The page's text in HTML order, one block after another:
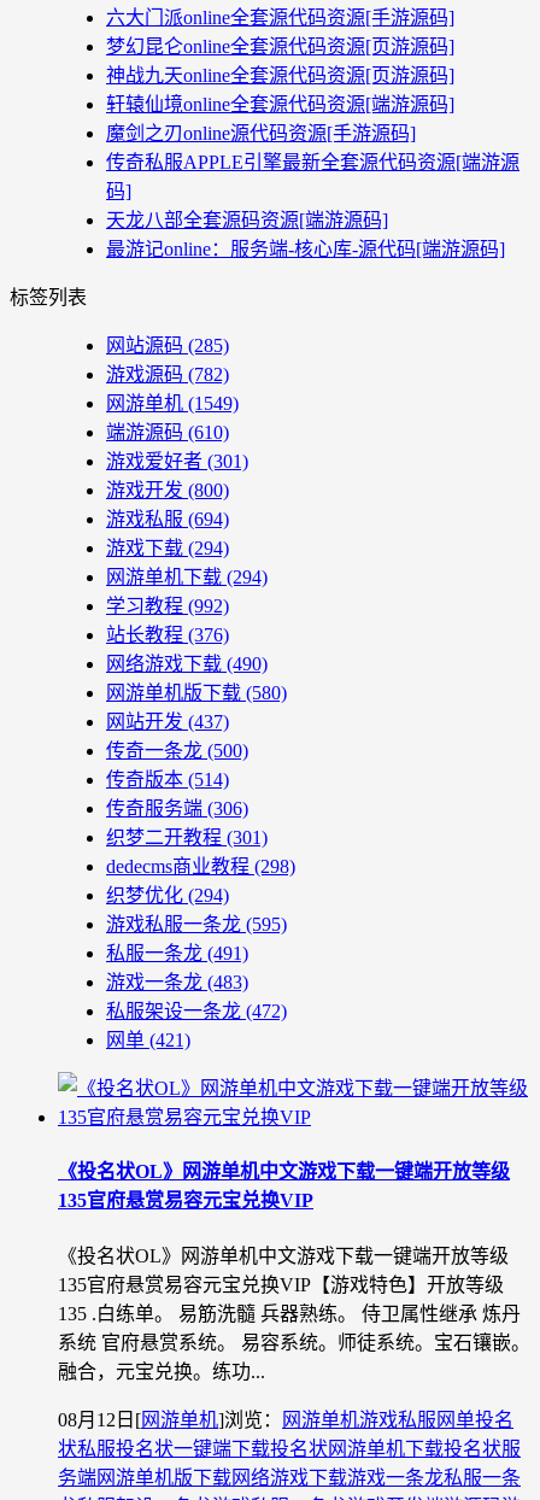
六大门派online全套源代码资源[手游源码]
梦幻昆仑online全套源代码资源[页游源码]
神战九天online全套源代码资源[页游源码]
轩辕仙境online全套源代码资源[端游源码]
魔剑之刃online源代码资源[手游源码]
传奇私服APPLE引擎最新全套源代码资源[端游源
码]
天龙八部全套源码资源[端游源码]
最游记online：服务端-核心库-源代码[端游源码]
标签列表
网站源码 (285)
游戏源码 (782)
网游单机 (1549)
端游源码 (610)
游戏爱好者 (301)
游戏开发 (800)
游戏私服 (694)
游戏下载 (294)
网游单机下载 (294)
学习教程 (992)
站长教程 (376)
网络游戏下载 (490)
网游单机版下载 (580)
网站开发 (437)
传奇一条龙 (500)
传奇版本 (514)
传奇服务端 (306)
织梦二开教程 (301)
dedecms商业教程 (298)
织梦优化 (294)
游戏私服一条龙 (595)
私服一条龙 (491)
游戏一条龙 (483)
私服架设一条龙 (472)
网单 (421)
《投名状OL》网游单机中文游戏下载一键端开放等级
135官府悬赏易容元宝兑换VIP
《投名状OL》网游单机中文游戏下载一键端开放等级
135官府悬赏易容元宝兑换VIP【游戏特色】开放等级
135 .白练单。 易筋洗髓 兵器熟练。 侍卫属性继承 炼丹
系统 官府悬赏系统。 易容系统。师徒系统。宝石镶嵌。
融合，元宝兑换。练功...
08月12日 [网游单机]浏览： 网游单机游戏私服 网单投名
状私服投名状一键端下载投名状网游单机下载投名状服
务端网游单机版下载网络游戏下载游戏一条龙私服一条